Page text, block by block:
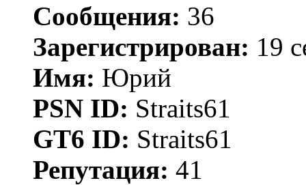
Сообщения: 36
Зарегистрирован: 19
Имя: Юрий
PSN ID: Straits61
GT6 ID: Straits61
Репутация: 41